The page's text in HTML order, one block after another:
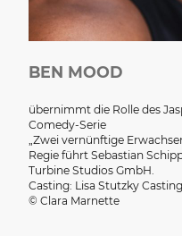
BEN MOOD
übernimmt die Rolle des
Comedy-Serie
„Zwei vernünftige
Regie führt Sebastian
Turbine Studios GmbH.
Casting: Lisa Stutzky Casting
© Clara Marnette